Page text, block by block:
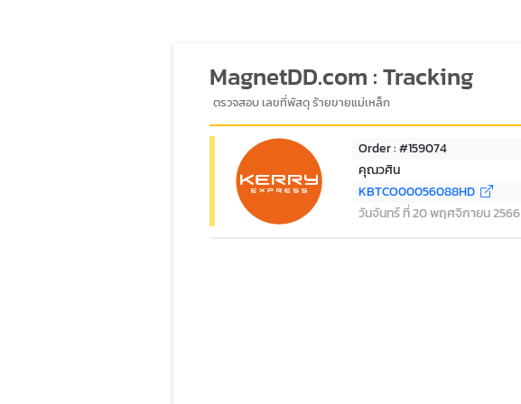
MagnetDD.com : Tracking
ตรวจสอบ เลขที่พัสดุ ร้ายขายแม่เหล็ก
Order : #159074
คุณวศิน
KBTCO00056088HD
วันจันทร์ ที่ 20 พฤศจิกายน 2566